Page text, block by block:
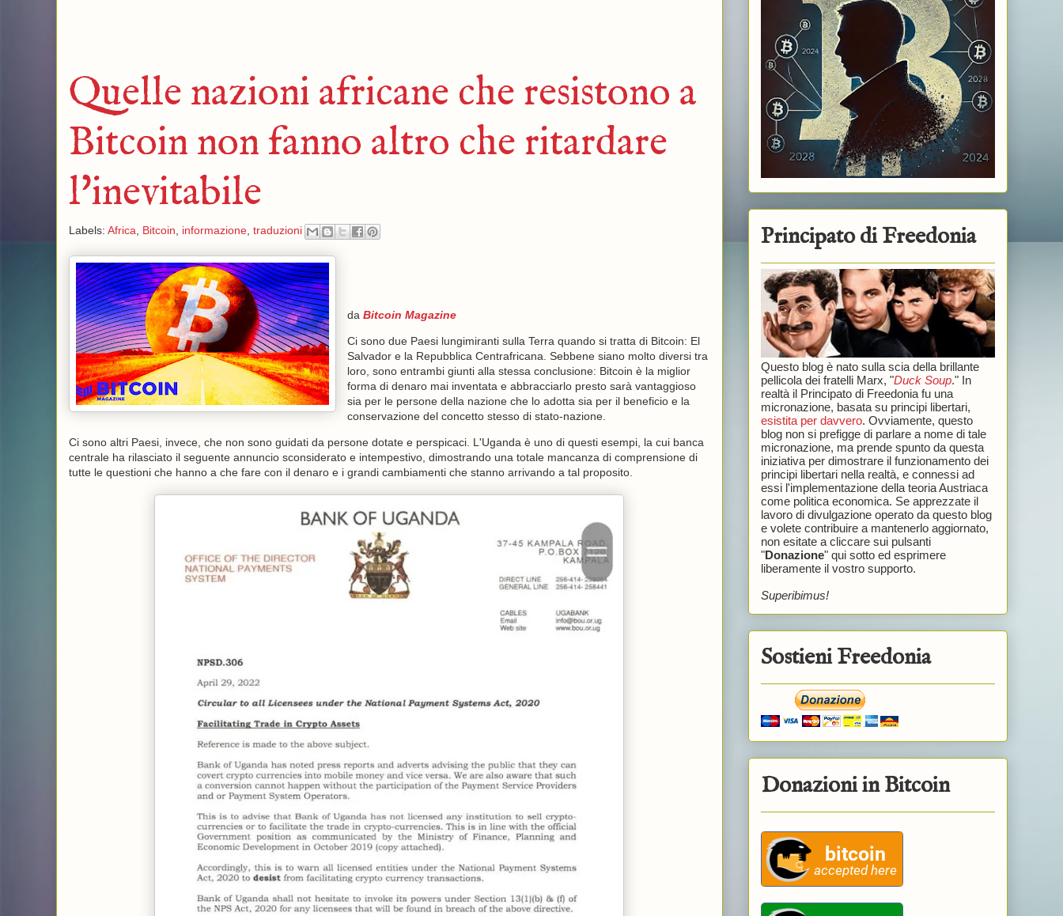
Quelle nazioni africane che resistono a
Bitcoin non fanno altro che ritardare
l'inevitabile
Labels: Africa, Bitcoin, informazione, traduzioni
da Bitcoin Magazine
Ci sono due Paesi lungimiranti sulla Terra quando si tratta di Bitcoin: El
Salvador e la Repubblica Centrafricana. Sebbene siano molto diversi tra
loro, sono entrambi giunti alla stessa conclusione: Bitcoin è la miglior
forma di denaro mai inventata e abbracciarlo presto sarà vantaggioso
sia per le persone della nazione che lo adotta sia per il beneficio e la
conservazione del concetto stesso di stato-nazione.
Ci sono altri Paesi, invece, che non sono guidati da persone dotate e perspicaci. L'Uganda è uno di questi esempi, la cui banca
centrale ha rilasciato il seguente annuncio sconsiderato e intempestivo, dimostrando una totale mancanza di comprensione di
tutte le questioni che hanno a che fare con il denaro e i grandi cambiamenti che stanno arrivando a tal proposito.
Principato di Freedonia
Questo blog è nato sulla scia della brillante
pellicola dei fratelli Marx, "Duck Soup." In
realtà il Principato di Freedonia fu una
micronazione, basata su principi libertari,
esistita per davvero. Ovviamente, questo
blog non si prefigge di parlare a nome di tale
micronazione, ma prende spunto da questa
iniziativa per dimostrare il funzionamento dei
principi libertari nella realtà, e connessi ad
essi l'implementazione della teoria Austriaca
come politica economica. Se apprezzate il
lavoro di divulgazione operato da questo blog
e volete contribuire a mantenerlo aggiornato,
non esitate a cliccare sui pulsanti
"Donazione" qui sotto ed esprimere
liberamente il vostro supporto.
Superibimus!
Sostieni Freedonia
Donazioni in Bitcoin